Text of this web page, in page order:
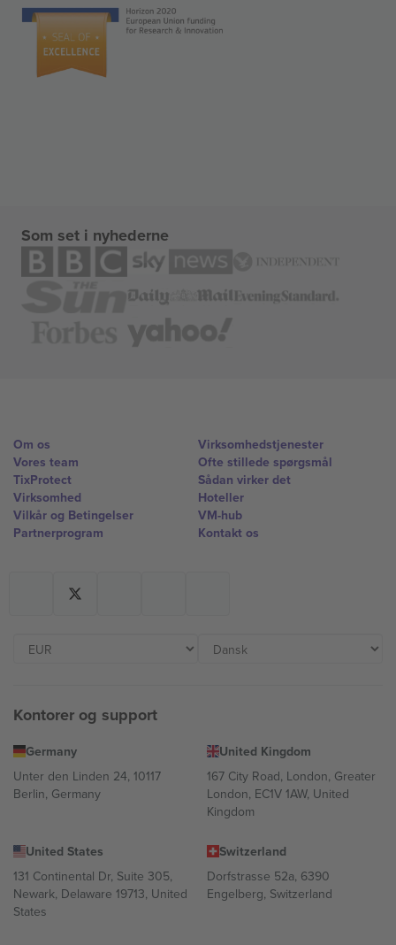
Som set i nyhederne
Om os
Vores team
TixProtect
Virksomhed
Vilkår og Betingelser
Partnerprogram
Virksomhedstjenester
Ofte stillede spørgsmål
Sådan virker det
Hoteller
VM-hub
Kontakt os
Kontorer og support
Germany
Unter den Linden 24, 10117
Berlin, Germany
United Kingdom
167 City Road, London, Greater
London, EC1V 1AW, United
Kingdom
United States
131 Continental Dr, Suite 305,
Newark, Delaware 19713, United
States
Switzerland
Dorfstrasse 52a, 6390
Engelberg, Switzerland